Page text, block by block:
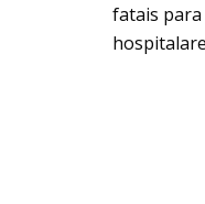
fatais para